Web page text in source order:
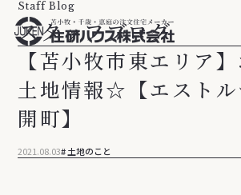
Staff Blog
スタッフブログ
【苫小牧市東エリア
土地情報☆【エストル
開町】
2021.08.03 土地のこと